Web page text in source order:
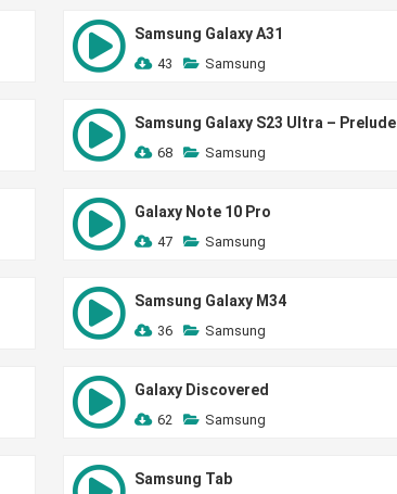
Samsung Galaxy A31
43 Samsung
Samsung Galaxy S23 Ultra – Prelude
68 Samsung
Galaxy Note 10 Pro
47 Samsung
Samsung Galaxy M34
36 Samsung
Galaxy Discovered
62 Samsung
Samsung Tab